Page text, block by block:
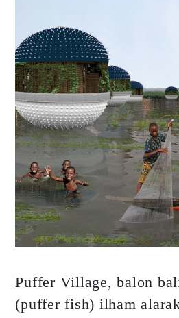
Puffer Village, balon
(puffer fish) ilham alarak